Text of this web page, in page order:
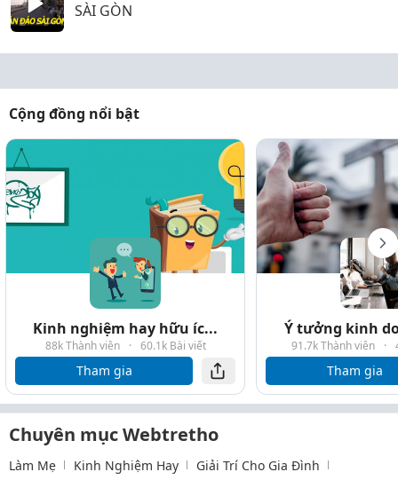
SÀI GÒN
Cộng đồng nổi bật
Kinh nghiệm hay hữu íc...
88k Thành viên · 60.1k Bài viết
Tham gia
Ý tưởng kinh
91.7k Thành viên ·
Tham gia
Chuyên mục Webtretho
Làm Mẹ Kinh Nghiệm Hay Giải Trí Cho Gia Đình